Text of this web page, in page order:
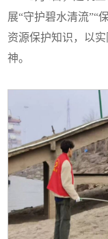
展“守护碧水清流”“
资源保护知识，以
神。